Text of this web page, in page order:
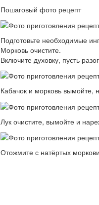
Пошаговый фото рецепт
Подготовьте необходимые
Морковь очистите.
Включите духовку, пусть
Кабачок и морковь вымойте,
Лук очистите, вымойте и
Отожмите с натёртых